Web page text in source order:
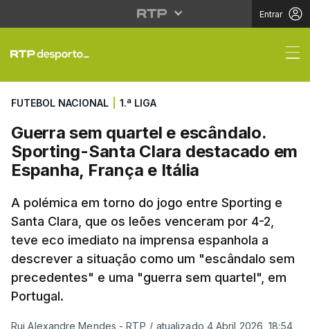
Entrar
Guerra sem quartel e
FUTEBOL NACIONAL 1.ª LIGA
Guerra sem quartel e escândalo.
Sporting-Santa Clara destacado em
Espanha, França e Itália
A polémica em torno do jogo entre Sporting e
Santa Clara, que os leões venceram por 4-2,
teve eco imediato na imprensa espanhola a
descrever a situação como um "escândalo sem
precedentes" e uma "guerra sem quartel", em
Portugal.
Rui Alexandre Mendes - RTP / atualizado 4 Abril 2026, 18:54